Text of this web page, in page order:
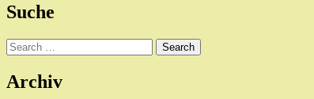
Suche
Search
Archiv